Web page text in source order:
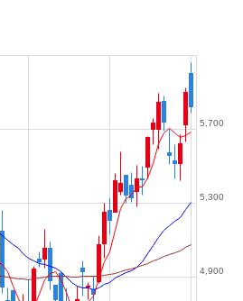
4,900
5,300
5,700